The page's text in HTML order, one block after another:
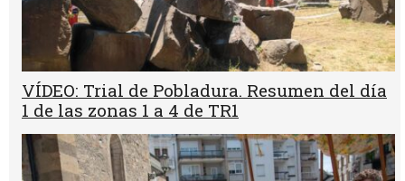
VÍDEO: Trial de Pobladura. Resumen del día
1 de las zonas 1 a 4 de TR1